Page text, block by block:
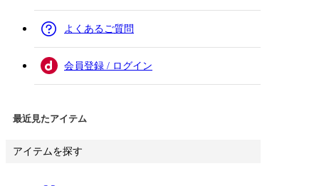
よくあるご質問
会員登録 / ログイン
最近見たアイテム
アイテムを探す